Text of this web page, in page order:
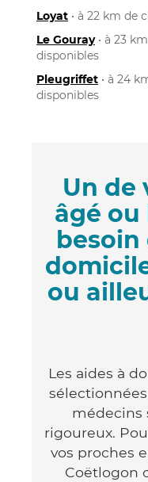
Loyat • à 22 km de
Le Gouray• à 23
disponibles
Pleugriffet • à 24
disponibles
Un de
âgé ou
besoin
ou
Les aides à
médecins
rigoureux.
vos proches
Coëtlogon